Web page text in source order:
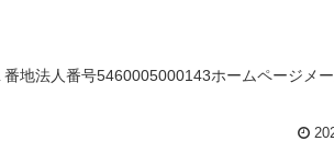
地法人番号5460005000143ホームページメ